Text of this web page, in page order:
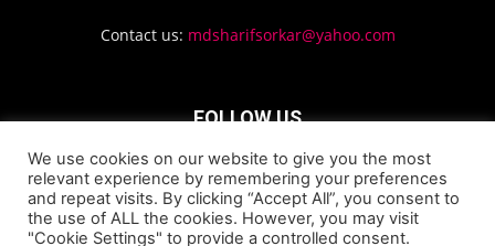
Contact us: mdsharifsorkar@yahoo.com
FOLLOW US
We use cookies on our website to give you the most
relevant experience by remembering your preferences
and repeat visits. By clicking “Accept All”, you consent to
the use of ALL the cookies. However, you may visit
"Cookie Settings" to provide a controlled consent.